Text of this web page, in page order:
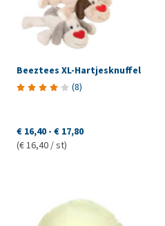
Beeztees XL-Hartjesknuffel
(8)
€ 16,40 - € 17,80
(€ 16,40 / st)